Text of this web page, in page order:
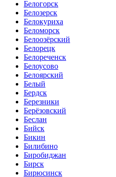
Белогорск
Белозерск
Белокуриха
Беломорск
Белоозёрский
Белорецк
Белореченск
Белоусово
Белоярский
Белый
Бердск
Березники
Берёзовский
Беслан
Бийск
Бикин
Билибино
Биробиджан
Бирск
Бирюсинск